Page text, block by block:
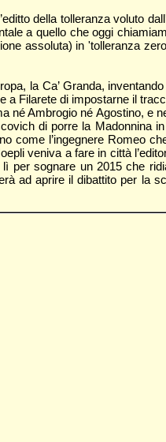
della tolleranza voluto
a quello che oggi
assoluta) in 'tolleranza
la Ca’ Granda,
a Filarete di impostarne il
Ambrogio né Agostino, e
di porre la Madonnina
come l’ingegnere Romeo
veniva a fare in città
per sognare un 2015 che
ad aprire il dibattito per la